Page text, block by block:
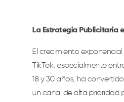
La Estrategia Publicitaria
El crecimiento exponencial
TikTok, especialmente
18 y 30 años, ha
un canal de alta prioridad